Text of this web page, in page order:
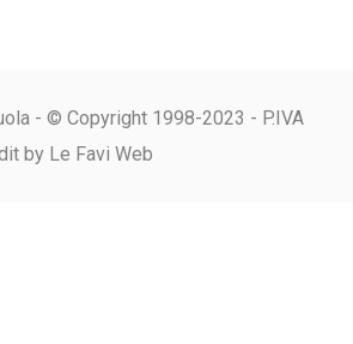
- © Copyright 1998-2023 - P.IVA
by Le Favi Web